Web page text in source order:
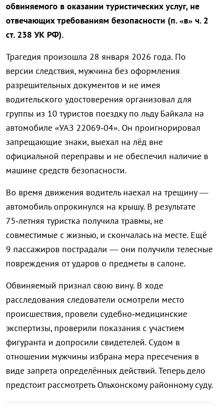
обвиняемого в оказании туристических услуг, не
отвечающих требованиям безопасности (п. «в» ч. 2
ст. 238 УК РФ).
Трагедия произошла 28 января 2026 года. По
версии следствия, мужчина без оформления
разрешительных документов и не имея
водительского удостоверения организовал для
группы из 10 туристов поездку по льду Байкала на
автомобиле «УАЗ 22069‑04». Он проигнорировал
запрещающие знаки, выехал на лёд вне
официальной переправы и не обеспечил наличие в
машине средств безопасности.
Во время движения водитель наехал на трещину —
автомобиль опрокинулся на крышу. В результате
75‑летняя туристка получила травмы, не
совместимые с жизнью, и скончалась на месте. Ещё
9 пассажиров пострадали — они получили телесные
повреждения от ударов о предметы в салоне.
Обвиняемый признал свою вину. В ходе
расследования следователи осмотрели место
происшествия, провели судебно‑медицинские
экспертизы, проверили показания с участием
фигуранта и допросили свидетелей. Судом в
отношении мужчины избрана мера пресечения в
виде запрета определённых действий. Теперь дело
предстоит рассмотреть Ольхонскому районному суду.